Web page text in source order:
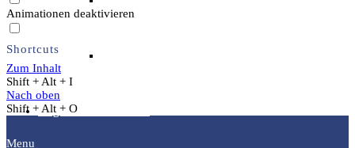
Angebote & Aktionen
Animationen deaktivieren
Shortcuts
Zum Inhalt
Shift + Alt + I
Nach oben
Shift + Alt + O
Menu